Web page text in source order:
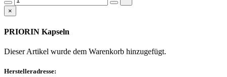
×
PRIORIN Kapseln
Dieser Artikel wurde dem Warenkorb hinzugefügt.
Herstelleradresse: